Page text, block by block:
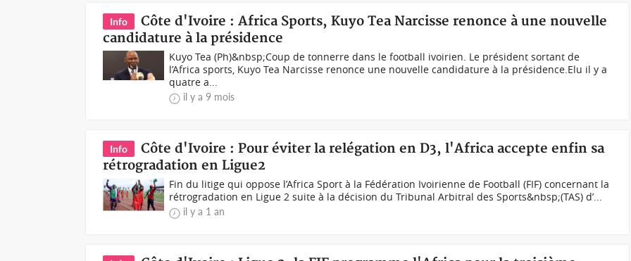
Info
Côte d'Ivoire : Africa Sports, Kuyo Tea Narcisse renonce à une nouvelle
candidature à la présidence
Kuyo Tea (Ph)&nbsp;Coup de tonnerre dans le football ivoirien. Le président sortant de
l’Africa sports, Kuyo Tea Narcisse renonce une nouvelle candidature à la présidence.Elu il y a
quatre a...
il y a 9 mois
Info
Côte d'Ivoire : Pour éviter la relégation en D3, l'Africa accepte enfin sa
rétrogradation en Ligue2
Fin du litige qui oppose l’Africa Sport à la Fédération Ivoirienne de Football (FIF) concernant la
rétrogradation en Ligue 2 suite à la décision du Tribunal Arbitral des Sports&nbsp;(TAS) d’...
il y a 1 an